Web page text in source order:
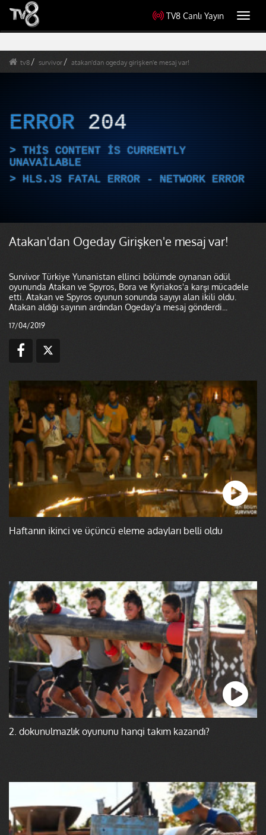
TV8 Canlı Yayın
tv8 survivor atakan'dan ogeday girişken'e mesaj var!
ERROR 204
THIS CONTENT IS CURRENTLY
UNAVAILABLE
HLS.JS FATAL ERROR - NETWORK ERROR
Atakan'dan Ogeday Girişken'e mesaj var!
Survivor Türkiye Yunanistan ellinci bölümde oynanan ödül
oyununda Atakan ve Spyros, Bora ve Kyriakos'a karşı mücadele
etti. Atakan ve Spyros oyunun sonunda sayıyı alan ikili oldu.
Atakan aldığı sayının ardından Ogeday'a mesaj gönderdi...
17/04/2019
Haftanın ikinci ve üçüncü eleme adayları belli oldu
2. dokunulmazlık oyununu hangi takım kazandı?